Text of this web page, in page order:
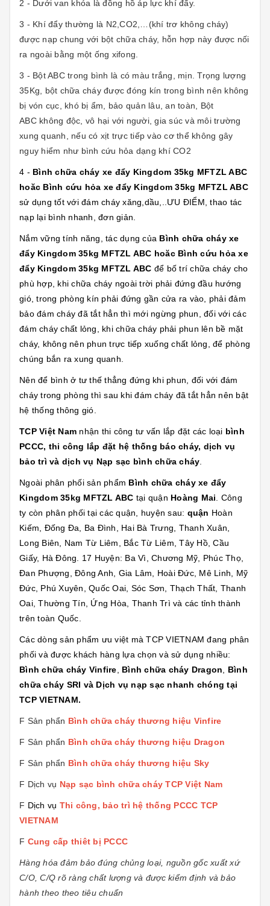
2 - Dưới van khóa là đồng hồ áp lực khí đẩy.
3 - Khí đẩy thường là N2,CO2,…(khí trơ không cháy)
được nạp chung với bột chữa cháy, hỗn hợp này được nối
ra ngoài bằng một ống xifong.
3 - Bột ABC trong bình là có màu trắng, mịn. Trọng lượng
35Kg, bột chữa cháy được đóng kín trong bình nên không
bị vón cục, khó bị ẩm, bảo quản lâu, an toàn, Bột
ABC không độc, vô hại với người, gia súc và môi trường
xung quanh, nếu có xịt trực tiếp vào cơ thể không gây
nguy hiểm như bình cứu hỏa dạng khí CO2
4 - Bình chữa cháy xe đẩy Kingdom 35kg MFTZL ABC
hoăc Bình cứu hỏa xe đẩy Kingdom 35kg MFTZL ABC
sử dụng tốt với đám cháy xăng,dầu,..ƯU ĐIỂM, thao tác
nạp lại bình nhanh, đơn giản.
Nắm vững tính năng, tác dụng của Bình chữa cháy xe
đẩy Kingdom 35kg MFTZL ABC hoăc Bình cứu hỏa xe
đẩy Kingdom 35kg MFTZL ABC để bố trí chữa cháy cho
phù hợp, khi chữa cháy ngoài trời phải đứng đầu hướng
gió, trong phòng kín phải đứng gần cửa ra vào, phải đảm
bảo đám cháy đã tắt hẳn thì mới ngừng phun, đối với các
đám cháy chất lỏng, khi chữa cháy phải phun lên bề mặt
cháy, không nên phun trực tiếp xuống chất lỏng, để phòng
chúng bắn ra xung quanh.
Nên để bình ở tư thế thẳng đứng khi phun, đối với đám
cháy trong phòng thì sau khi đám cháy đã tắt hẳn nên bật
hệ thống thông gió.
TCP Việt Nam nhận thi công tư vấn lắp đặt các loại bình
PCCC, thi công lắp đặt hệ thống báo cháy, dịch vụ
bảo trì và dịch vụ Nạp sạc bình chữa cháy
Ngoài phân phối sản phẩm Bình chữa cháy xe đẩy
Kingdom 35kg MFTZL ABC tại quận Hoàng Mai . Công
ty còn phân phối tại các quận, huyện sau: quận Hoàn
Kiếm, Đống Đa, Ba Đình, Hai Bà Trưng, Thanh Xuân,
Long Biên, Nam Từ Liêm, Bắc Từ Liêm, Tây Hồ, Cầu
Giấy, Hà Đông. 17 Huyện: Ba Vì, Chương Mỹ, Phúc Thọ,
Đan Phượng, Đông Anh, Gia Lâm, Hoài Đức, Mê Linh, Mỹ
Đức, Phú Xuyên, Quốc Oai, Sóc Sơn, Thạch Thất, Thanh
Oai, Thường Tín, Ứng Hòa, Thanh Trì và các tỉnh thành
trên toàn Quốc.
Các dòng sản phẩm ưu việt mà TCP VIETNAM đang phân
phối và được khách hàng lựa chọn và sử dụng nhiều:
Bình chữa cháy Vinfire
Bình chữa cháy Dragon
Bình
chữa cháy SRI và Dịch vụ nạp sạc nhanh chóng tại
TCP VIETNAM.
F Sản phẩn Bình chữa cháy thương hiệu Vinfire
F Sản phẩn Bình chữa cháy thương hiệu Dragon
F Sản phẩn Bình chữa cháy thương hiệu Sky
F Dịch vụ Nạp sạc bình chữa cháy TCP Việt Nam
F Dịch vụ Thi công, bảo trì hệ thống PCCC TCP
VIETNAM
F Cung cấp thiêt bị PCCC
Hàng hóa đảm bảo đúng chủng loại, nguồn gốc xuất xứ
C/O, C/Q rõ ràng chất lượng và được kiểm định và bảo
hành theo theo tiêu chuẩn